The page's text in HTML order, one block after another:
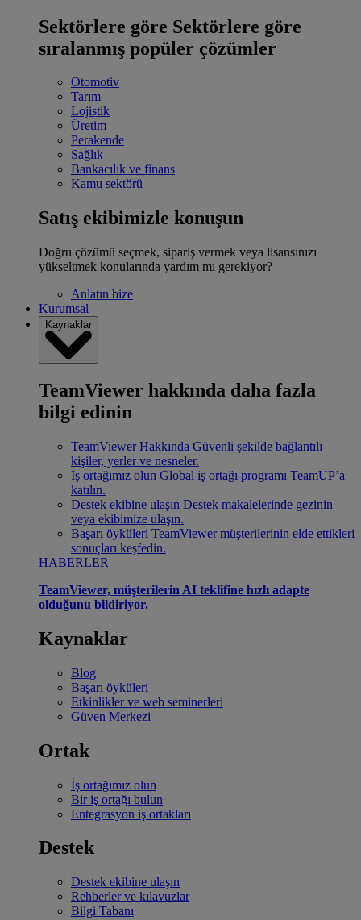
Sektörlere göre Sektörlere göre
sıralanmış popüler çözümler
Otomotiv
Tarım
Lojistik
Üretim
Perakende
Sağlık
Bankacılık ve finans
Kamu sektörü
Satış ekibimizle konuşun
Doğru çözümü seçmek, sipariş vermek veya lisansınızı
yükseltmek konularında yardım mı gerekiyor?
Anlatın bize
Kurumsal
Kaynaklar
TeamViewer hakkında daha fazla
bilgi edinin
TeamViewer Hakkında Güvenli şekilde bağlantılı
kişiler, yerler ve nesneler.
İş ortağımız olun Global iş ortağı programı TeamUP’a
katılın.
Destek ekibine ulaşın Destek makalelerinde gezinin
veya ekibimize ulaşın.
Başarı öyküleri TeamViewer müşterilerinin elde ettikleri
sonuçları keşfedin.
HABERLER
TeamViewer, müşterilerin AI teklifine hızlı adapte
olduğunu bildiriyor.
Kaynaklar
Blog
Başarı öyküleri
Etkinlikler ve web seminerleri
Güven Merkezi
Ortak
İş ortağımız olun
Bir iş ortağı bulun
Entegrasyon iş ortakları
Destek
Destek ekibine ulaşın
Rehberler ve kılavuzlar
Bilgi Tabanı